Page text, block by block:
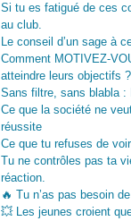
Si tu es fatigué de ces
au club.
Le conseil d’un sage à
Comment MOTIVEZ-
atteindre leurs objectifs ?
Sans filtre, sans blabla :
Ce que la société ne
réussite
Ce que tu refuses de
Tu ne contrôles pas ta
réaction.
🔥 Tu n’as pas besoin
💥 Les jeunes croient